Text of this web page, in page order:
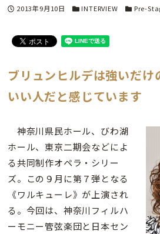
投稿日
2013年9月10日 カテゴリー
INTERVIEW カテゴリー
Pre-
ブリュンヒルデは強いだけ
いい人だと感じています
神奈川県民ホール、びわ湖
ホール、東京二期会などによ
る共同制作オペラ・シリー
ズ。この９月に第７弾となる
《ワルキューレ》が上演され
る。今回は、神奈川フィルハ
ーモニー管弦楽団と日本セン